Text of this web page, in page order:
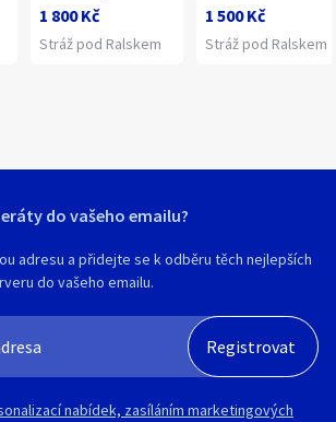
1 800 Kč
Stráž pod Ralskem
1 500 Kč
Stráž pod Ralskem
do vašeho emailu?
adresu a přidejte se k odběru těch nejlepších
do vašeho emailu.
nabídek, zasíláním marketingových